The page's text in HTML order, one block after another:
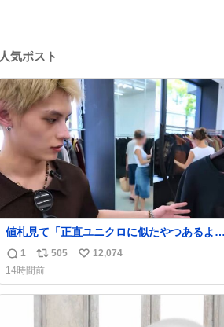
人気ポスト
値札見て「正直ユニクロに似たやつあるよ
ね」とか言い出すの好きすぎる
WWWWWWWWWWWWW こちら側と同じ感
覚助かる🙂‍↕️🙂‍↕️🙂‍↕️
返
信
数
1
リ
ポ
ス
505
い
ね
12,074
14時間前